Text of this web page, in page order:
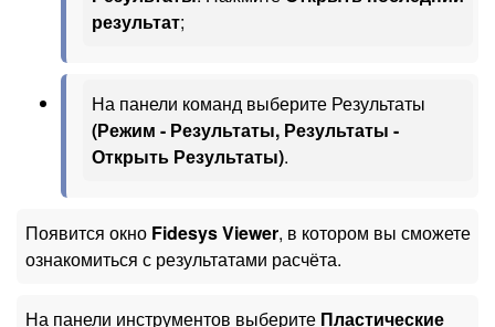
результат;
На панели команд выберите Результаты
(Режим - Результаты, Результаты -
Открыть Результаты).
Появится окно Fidesys Viewer, в котором вы сможете
ознакомиться с результатами расчёта.
На панели инструментов выберите Пластические